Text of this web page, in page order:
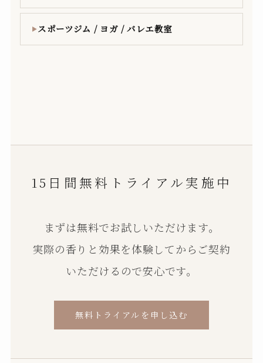
▶スポーツジム / ヨガ / バレエ教室
15日間無料トライアル実施中
まずは無料でお試しいただけます。
実際の香りと効果を体験してからご契約
いただけるので安心です。
無料トライアルを申し込む